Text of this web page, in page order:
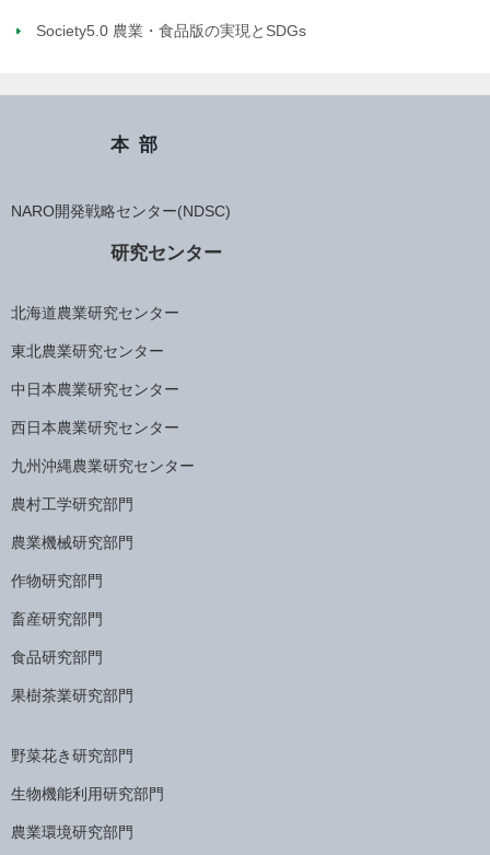
Society5.0 農業・食品版の実現とSDGs
本部
NARO開発戦略センター(NDSC)
研究センター
北海道農業研究センター
東北農業研究センター
中日本農業研究センター
西日本農業研究センター
九州沖縄農業研究センター
農村工学研究部門
農業機械研究部門
作物研究部門
畜産研究部門
食品研究部門
果樹茶業研究部門
野菜花き研究部門
生物機能利用研究部門
農業環境研究部門